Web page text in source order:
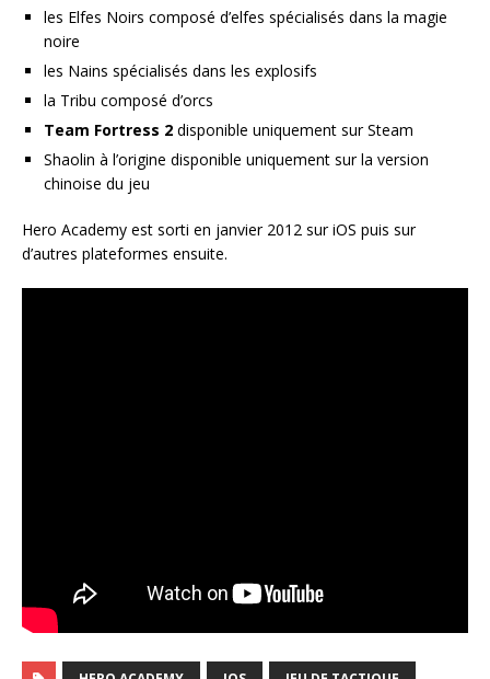
les Elfes Noirs composé d’elfes spécialisés dans la magie
noire
les Nains spécialisés dans les explosifs
la Tribu composé d’orcs
Team Fortress 2 disponible uniquement sur Steam
Shaolin à l’origine disponible uniquement sur la version
chinoise du jeu
Hero Academy est sorti en janvier 2012 sur iOS puis sur
d’autres plateformes ensuite.